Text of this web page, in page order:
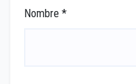
Nombre *